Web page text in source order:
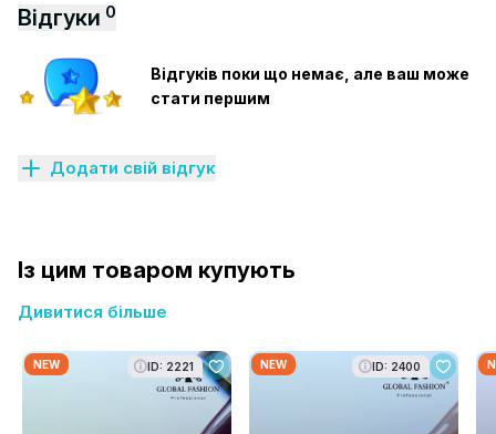
Відгуки 0
Відгуків поки що немає, але ваш може
стати першим
Додати свій відгук
Із цим товаром купують
Дивитися більше
NEW ID: 2221 NEW ID: 2400